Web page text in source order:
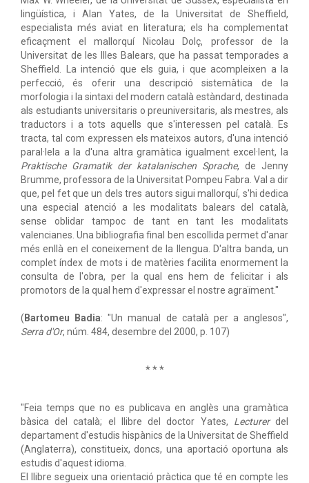
lingüística, i Alan Yates, de la Universitat de Sheffield,
especialista més aviat en literatura; els ha complementat
eficaçment el mallorquí Nicolau Dolç, professor de la
Universitat de les Illes Balears, que ha passat temporades a
Sheffield. La intenció que els guia, i que acompleixen a la
perfecció, és oferir una descripció sistemàtica de la
morfologia i la sintaxi del modern català estàndard, destinada
als estudiants universitaris o preuniversitaris, als mestres, als
traductors i a tots aquells que s'interessen pel català. Es
tracta, tal com expressen els mateixos autors, d'una intenció
paral·lela a la d'una altra gramàtica igualment excel·lent, la
Praktische Gramatik der katalanischen Sprache, de Jenny
Brumme, professora de la Universitat Pompeu Fabra. Val a dir
que, pel fet que un dels tres autors sigui mallorquí, s'hi dedica
una especial atenció a les modalitats balears del català,
sense oblidar tampoc de tant en tant les modalitats
valencianes. Una bibliografia final ben escollida permet d'anar
més enllà en el coneixement de la llengua. D'altra banda, un
complet índex de mots i de matèries facilita enormement la
consulta de l'obra, per la qual ens hem de felicitar i als
promotors de la qual hem d'expressar el nostre agraïment."
( Bartomeu Badia: "Un manual de català per a anglesos",
Serra d'Or, núm. 484, desembre del 2000, p. 107)
* * *
"Feia temps que no es publicava en anglès una gramàtica
bàsica del català; el llibre del doctor Yates, Lecturerdel
departament d'estudis hispànics de la Universitat de Sheffield
(Anglaterra), constitueix, doncs, una aportació oportuna als
estudis d'aquest idioma.
El llibre segueix una orientació pràctica que té en compte les